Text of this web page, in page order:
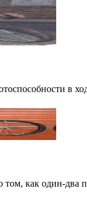
в
как один-два